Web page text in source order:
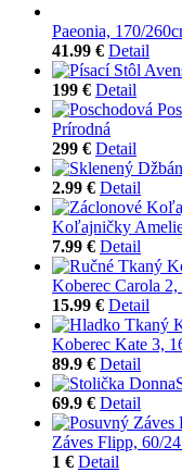
Paeonia, 170/
41.99 € Detail
199 € Detail
Prírodná
299 € Detail
2.99 € Detail
Koľajničky
7.99 € Detail
Koberec Carola 2,
15.99 € Detail
Koberec Kate 3,
89.9 € Detail
69.9 € Detail
Záves Flipp, 60/
1 € Detail